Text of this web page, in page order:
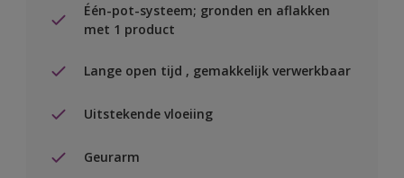
Één-pot-systeem; gronden en aflakken
met 1 product
Lange open tijd , gemakkelijk verwerkbaar
Uitstekende vloeiing
Geurarm